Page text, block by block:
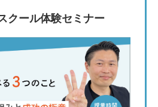
クール体験セミナー